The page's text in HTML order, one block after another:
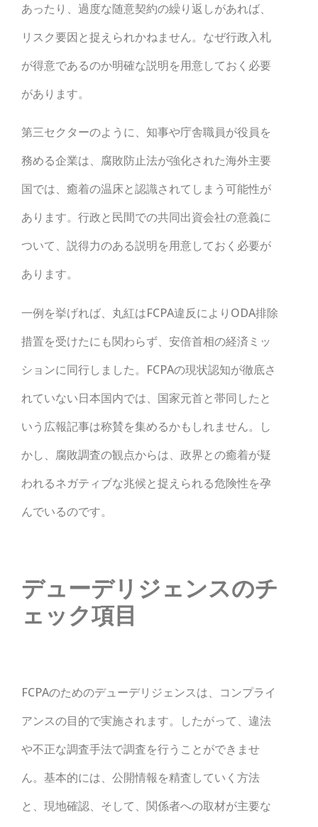
あったり、過度な随意契約の繰り返しがあれば、
リスク要因と捉えられかねません。なぜ行政入札
が得意であるのか明確な説明を用意しておく必要
があります。
第三セクターのように、知事や庁舎職員が役員を
務める企業は、腐敗防止法が強化された海外主要
国では、癒着の温床と認識されてしまう可能性が
あります。行政と民間での共同出資会社の意義に
ついて、説得力のある説明を用意しておく必要が
あります。
一例を挙げれば、丸紅はFCPA違反によりODA排除
措置を受けたにも関わらず、安倍首相の経済ミッ
ションに同行しました。FCPAの現状認知が徹底さ
れていない日本国内では、国家元首と帯同したと
いう広報記事は称賛を集めるかもしれません。し
かし、腐敗調査の観点からは、政界との癒着が疑
われるネガティブな兆候と捉えられる危険性を孕
んでいるのです。
デューデリジェンスのチ
ェック項目
FCPAのためのデューデリジェンスは、コンプライ
アンスの目的で実施されます。したがって、違法
や不正な調査手法で調査を行うことができませ
ん。基本的には、公開情報を精査していく方法
と、現地確認、そして、関係者への取材が主要な